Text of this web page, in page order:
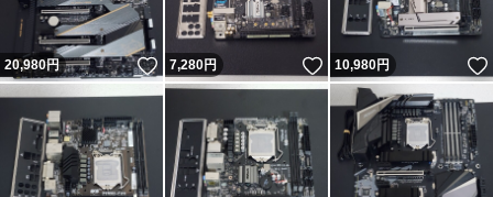
20,980円 いいね！
7,280円 いいね！
10,980円